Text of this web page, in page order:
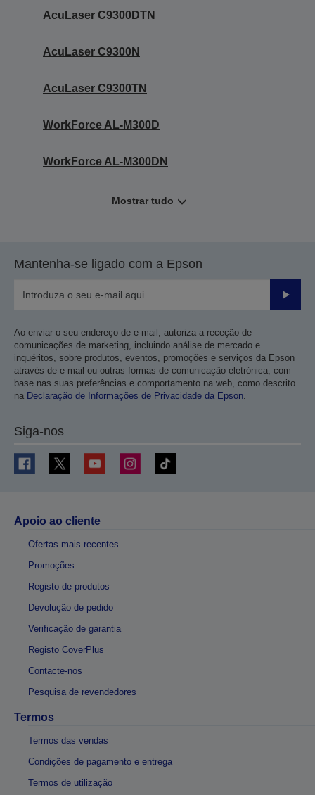
AcuLaser C9300DTN
AcuLaser C9300N
AcuLaser C9300TN
WorkForce AL-M300D
WorkForce AL-M300DN
Mostrar tudo
Mantenha-se ligado com a Epson
Enviar
Ao enviar o seu endereço de e-mail, autoriza a receção de
comunicações de marketing, incluindo análise de mercado e
inquéritos, sobre produtos, eventos, promoções e serviços da Epson
através de e-mail ou outras formas de comunicação eletrónica, com
base nas suas preferências e comportamento na web, como descrito
na Declaração de Informações de Privacidade da Epson
Siga-nos
Apoio ao cliente
Ofertas mais recentes
Promoções
Registo de produtos
Devolução de pedido
Verificação de garantia
Registo CoverPlus
Contacte-nos
Pesquisa de revendedores
Termos
Termos das vendas
Condições de pagamento e entrega
Termos de utilização